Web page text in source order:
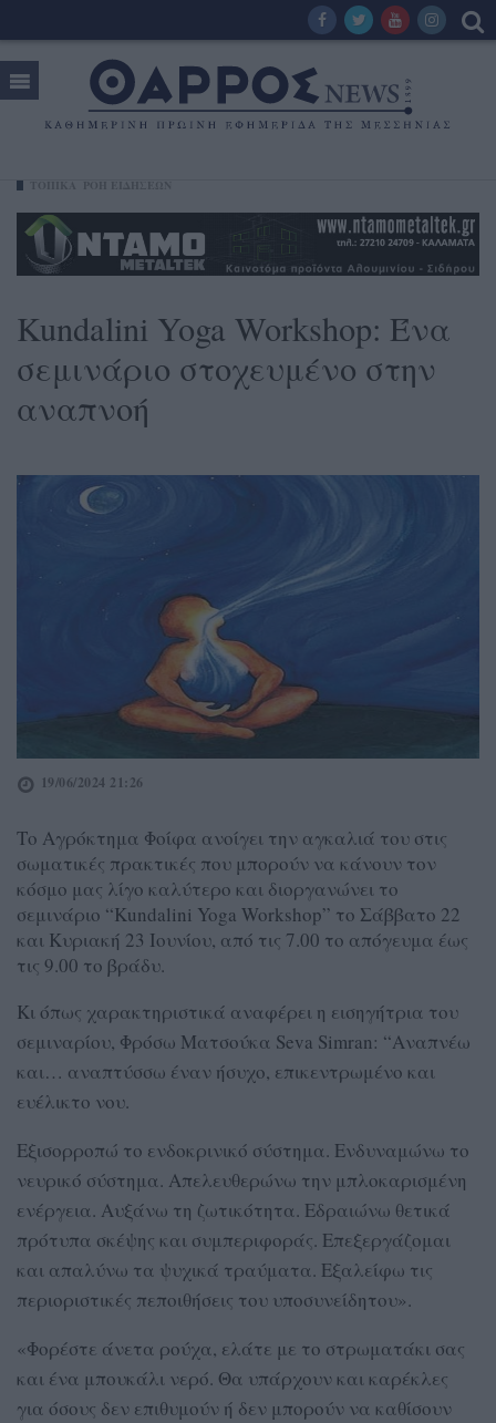
Kundalini Yoga Workshop: Ένα
σεμινάριο στοχευμένο στην
αναπνοή
19/06/2024 21:26
Το Αγρόκτημα Φοίφα ανοίγει την αγκαλιά του στις
σωματικές πρακτικές που μπορούν να κάνουν τον
κόσμο μας λίγο καλύτερο και διοργανώνει το
σεμινάριο “Kundalini Yoga Workshop” το Σάββατο 22
και Κυριακή 23 Ιουνίου, από τις 7.00 το απόγευμα έως
τις 9.00 το βράδυ.
Κι όπως χαρακτηριστικά αναφέρει η εισηγήτρια του
σεμιναρίου, Φρόσω Ματσούκα Seva Simran: “Αναπνέω
και… αναπτύσσω έναν ήσυχο, επικεντρωμένο και
ευέλικτο νου.
Εξισορροπώ το ενδοκρινικό σύστημα. Ενδυναμώνω το
νευρικό σύστημα. Απελευθερώνω την μπλοκαρισμένη
ενέργεια. Αυξάνω τη ζωτικότητα. Εδραιώνω θετικά
πρότυπα σκέψης και συμπεριφοράς. Επεξεργάζομαι
και απαλύνω τα ψυχικά τραύματα. Εξαλείφω τις
περιοριστικές πεποιθήσεις του υποσυνείδητου».
«Φορέστε άνετα ρούχα, ελάτε με το στρωματάκι σας
και ένα μπουκάλι νερό. Θα υπάρχουν και καρέκλες
για όσους δεν επιθυμούν ή δεν μπορούν να καθίσουν